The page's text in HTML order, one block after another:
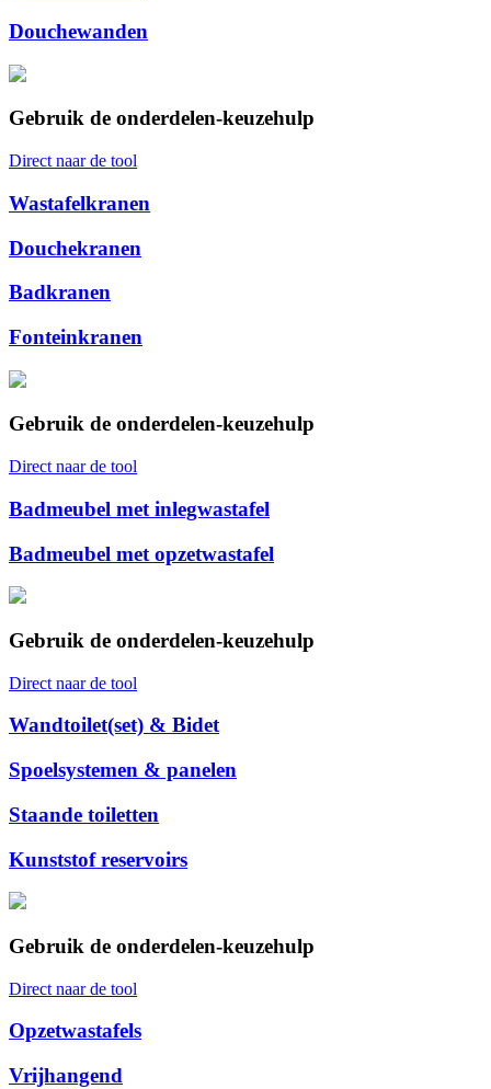
Douchewanden
Gebruik de onderdelen-keuzehulp
Direct naar de tool
Wastafelkranen
Douchekranen
Badkranen
Fonteinkranen
Gebruik de onderdelen-keuzehulp
Direct naar de tool
Badmeubel met inlegwastafel
Badmeubel met opzetwastafel
Gebruik de onderdelen-keuzehulp
Direct naar de tool
Wandtoilet(set) & Bidet
Spoelsystemen & panelen
Staande toiletten
Kunststof reservoirs
Gebruik de onderdelen-keuzehulp
Direct naar de tool
Opzetwastafels
Vrijhangend